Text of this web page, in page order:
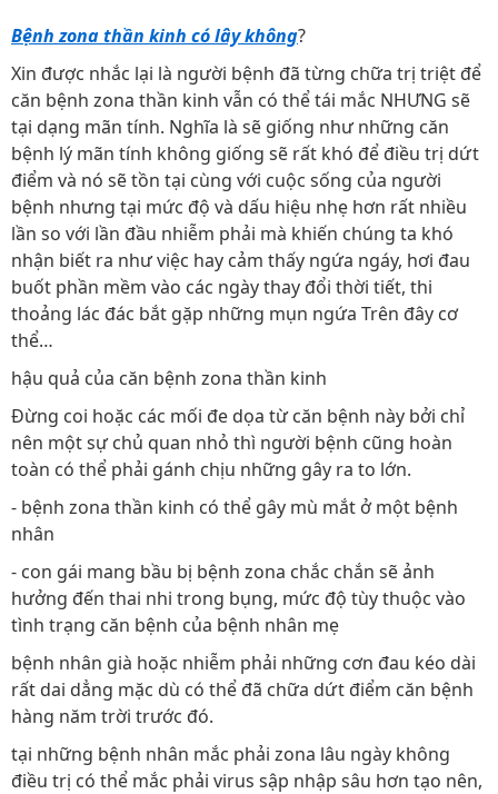
Bệnh zona thần kinh có lây không?
Xin được nhắc lại là người bệnh đã từng chữa trị triệt để
căn bệnh zona thần kinh vẫn có thể tái mắc NHƯNG sẽ
tại dạng mãn tính. Nghĩa là sẽ giống như những căn
bệnh lý mãn tính không giống sẽ rất khó để điều trị dứt
điểm và nó sẽ tồn tại cùng với cuộc sống của người
bệnh nhưng tại mức độ và dấu hiệu nhẹ hơn rất nhiều
lần so với lần đầu nhiễm phải mà khiến chúng ta khó
nhận biết ra như việc hay cảm thấy ngứa ngáy, hơi đau
buốt phần mềm vào các ngày thay đổi thời tiết, thi
thoảng lác đác bắt gặp những mụn ngứa Trên đây cơ
thể…
hậu quả của căn bệnh zona thần kinh
Đừng coi hoặc các mối đe dọa từ căn bệnh này bởi chỉ
nên một sự chủ quan nhỏ thì người bệnh cũng hoàn
toàn có thể phải gánh chịu những gây ra to lớn.
- bệnh zona thần kinh có thể gây mù mắt ở một bệnh
nhân
- con gái mang bầu bị bệnh zona chắc chắn sẽ ảnh
hưởng đến thai nhi trong bụng, mức độ tùy thuộc vào
tình trạng căn bệnh của bệnh nhân mẹ
bệnh nhân già hoặc nhiễm phải những cơn đau kéo dài
rất dai dẳng mặc dù có thể đã chữa dứt điểm căn bệnh
hàng năm trời trước đó.
tại những bệnh nhân mắc phải zona lâu ngày không
điều trị có thể mắc phải virus sập nhập sâu hơn tạo nên,